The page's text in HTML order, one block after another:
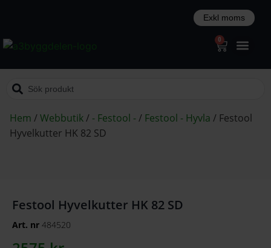
0
Hem /Webbutik/ - Festool -/ Festool - Hyvla / Festool
Hyvelkutter HK 82 SD
Festool Hyvelkutter HK 82 SD
Art. nr 484520